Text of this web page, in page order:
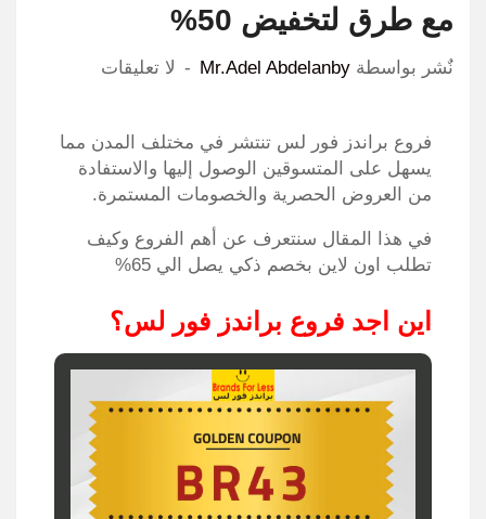
مع طرق لتخفيض 50%
نٌشر بواسطة Mr.Adel Abdelanby لا تعليقات
فروع براندز فور لس تنتشر في مختلف المدن مما
يسهل على المتسوقين الوصول إليها والاستفادة
من العروض الحصرية والخصومات المستمرة.
في هذا المقال سنتعرف عن أهم الفروع وكيف
تطلب اون لاين بخصم ذكي يصل الي 65%
اين اجد فروع براندز فور لس؟